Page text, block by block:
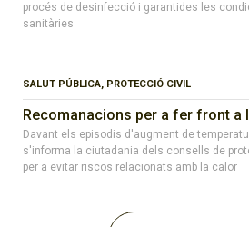
procés de desinfecció i garantides les
sanitàries
SALUT PÚBLICA, PROTECCIÓ CIVIL
Recomanacions per a fer front a
Davant els episodis d'augment de
s'informa la ciutadania dels consells de
per a evitar riscos relacionats amb la calor